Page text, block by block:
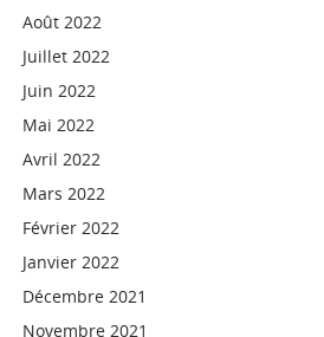
Août 2022
Juillet 2022
Juin 2022
Mai 2022
Avril 2022
Mars 2022
Février 2022
Janvier 2022
Décembre 2021
Novembre 2021